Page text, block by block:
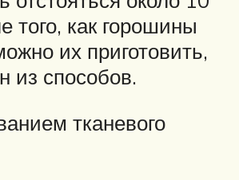
того, как горошины
их приготовить,
из способов.
тканевого